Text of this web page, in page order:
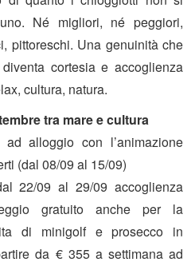
Né migliori, né peggiori,
pittoreschi. Una genuinità che
cortesia e accoglienza
cultura, natura.
tra mare e cultura
alloggio con l’animazione
(dal 08/09 al 15/09)
22/09 al 29/09 accoglienza
gratuito anche per la
di minigolf e prosecco in
da € 355 a settimana ad